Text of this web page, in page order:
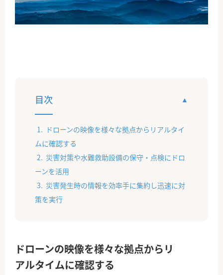
公式Facebook
目次
ドローンの映像を様々な拠点からリアルタイ
ムに確認する
災害対策や水難救助設備の保守・点検にドロ
ーンを活用
災害発生時の情報を効率手に集約し迅速に対
策を実行
ドローンの映像を様々な拠点からリ
アルタイムに確認する